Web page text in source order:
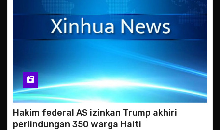
Hakim federal AS izinkan Trump akhiri
perlindungan 350 warga Haiti